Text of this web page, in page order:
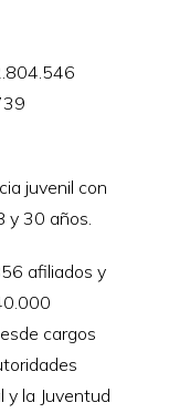
juvenil con
30 años.
afiliados y
cargos
y la Juventud